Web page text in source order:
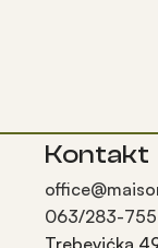
Kontakt
063/283-755
Trebevićka